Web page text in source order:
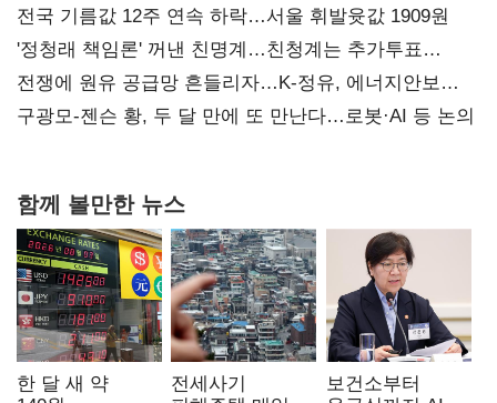
사과부터"
전국 기름값 12주 연속 하락…서울 휘발윳값 1909원
'정청래 책임론' 꺼낸 친명계…친청계는 추가투표
때리기
전쟁에 원유 공급망 흔들리자…K-정유, 에너지안보
핵심으로 재부상
구광모-젠슨 황, 두 달 만에 또 만난다…로봇·AI 등 논의
함께 볼만한 뉴스
한 달 새 약
전세사기
보건소부터